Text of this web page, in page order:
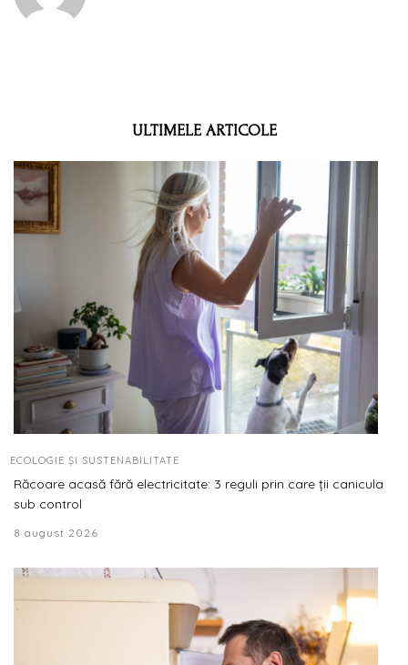
ULTIMELE ARTICOLE
ECOLOGIE ȘI SUSTENABILITATE
Răcoare acasă fără electricitate: 3 reguli prin care ții canicula
sub control
8 august 2026